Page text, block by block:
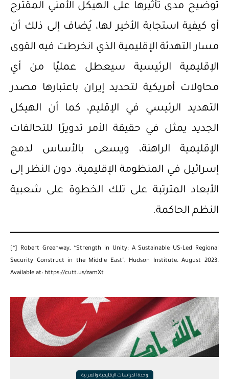
توضيح مدى تأثيرها على الهيكل الأمني المقترح
أو كيفية استجابة الأخير لها، يُضاف إلى ذلك أن
مسار التهدئة الإقليمية الذي انخرطت فيه القوى
الإقليمية الرئيسية سيعطل عمليًا من أي
محاولات أمريكية لتحديد إيران باعتبارها مصدر
التهديد الرئيسي في الإقليم، كما أن الهيكل
الجديد يمثل في حقيقة الأمر تدويرًا للتحالفات
الإقليمية الراهنة، ويسعى بالأساس لدمج
إسرائيل في المنظومة الإقليمية، دون النظر إلى
الأبعاد المترتبة على تلك الخطوة على شعبية
النظم الحاكمة.
[*]
Robert Greenway, “Strength in Unity: A Sustainable US-Led Regional
Security Construct in the Middle East”, Hudson Institute. August 2023.
Available at: https://cutt.us/zamXt
وحدة الدراسات الإقليمية والعربية